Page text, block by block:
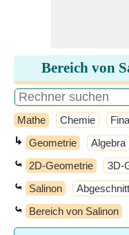
Bereich von
Mathe Chemie
↳ Geometrie Algebra
⤿ 2D-Geometrie 3D-
⤿ Salinon
⤿ Bereich von Salinon